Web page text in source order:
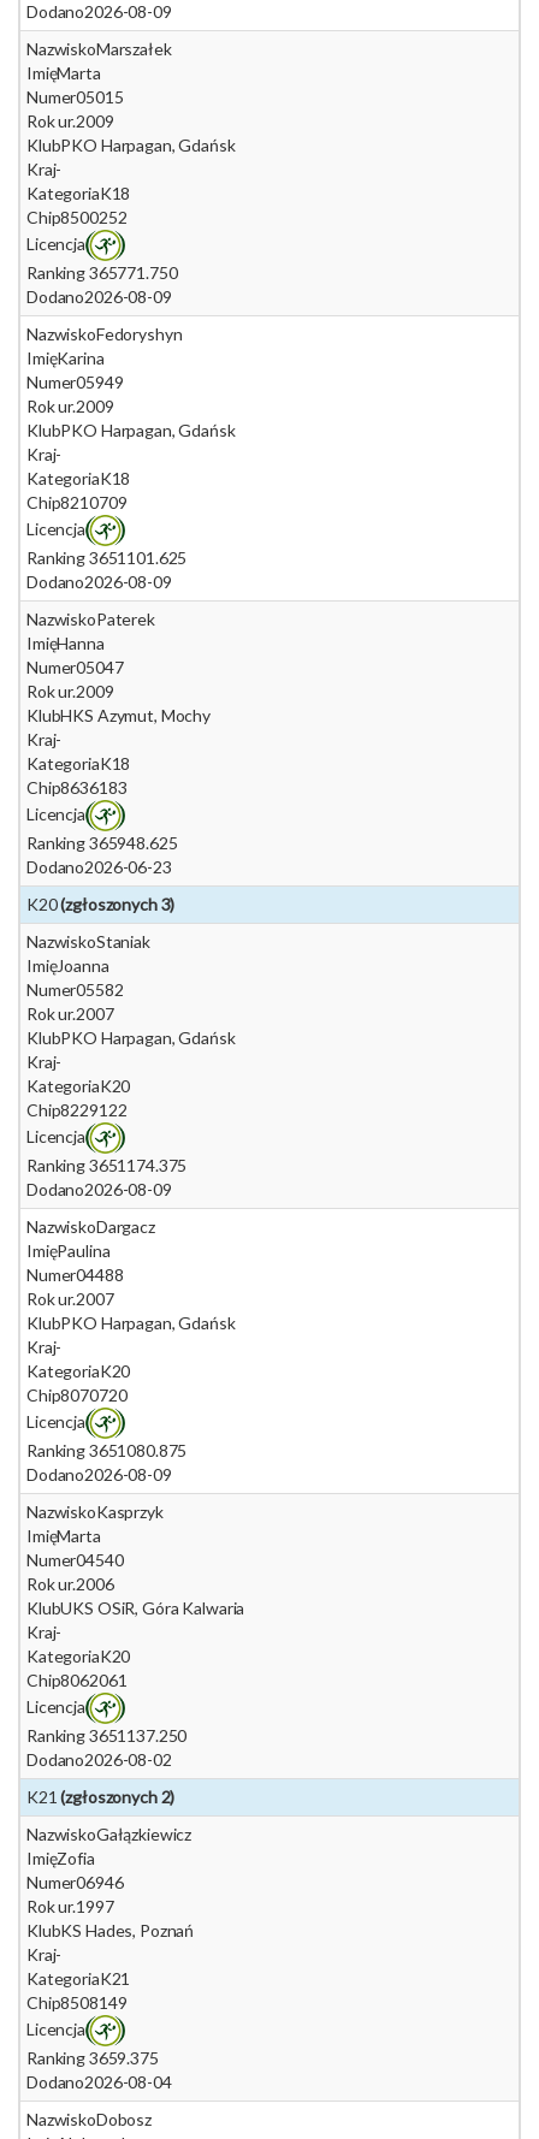
Dodano2026-08-09
NazwiskoMarszałek
ImięMarta
Numer05015
Rok ur.2009
KlubPKO Harpagan, Gdańsk
Kraj-
KategoriaK18
Chip8500252
Licencja
Ranking 365771.750
Dodano2026-08-09
NazwiskoFedoryshyn
ImięKarina
Numer05949
Rok ur.2009
KlubPKO Harpagan, Gdańsk
Kraj-
KategoriaK18
Chip8210709
Licencja
Ranking 3651101.625
Dodano2026-08-09
NazwiskoPaterek
ImięHanna
Numer05047
Rok ur.2009
KlubHKS Azymut, Mochy
Kraj-
KategoriaK18
Chip8636183
Licencja
Ranking 365948.625
Dodano2026-06-23
K20(zgłoszonych 3)
NazwiskoStaniak
ImięJoanna
Numer05582
Rok ur.2007
KlubPKO Harpagan, Gdańsk
Kraj-
KategoriaK20
Chip8229122
Licencja
Ranking 3651174.375
Dodano2026-08-09
NazwiskoDargacz
ImięPaulina
Numer04488
Rok ur.2007
KlubPKO Harpagan, Gdańsk
Kraj-
KategoriaK20
Chip8070720
Licencja
Ranking 3651080.875
Dodano2026-08-09
NazwiskoKasprzyk
ImięMarta
Numer04540
Rok ur.2006
KlubUKS OSiR, Góra Kalwaria
Kraj-
KategoriaK20
Chip8062061
Licencja
Ranking 3651137.250
Dodano2026-08-02
K21 (zgłoszonych 2)
NazwiskoGałązkiewicz
ImięZofia
Numer06946
Rok ur.1997
KlubKS Hades, Poznań
Kraj-
KategoriaK21
Chip8508149
Licencja
Ranking 3659.375
Dodano2026-08-04
NazwiskoDobosz